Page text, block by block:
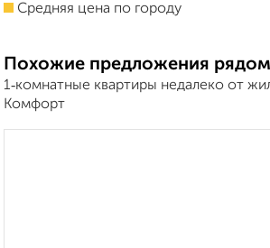
Средняя цена по городу
Похожие предложения рядом
1‑комнатные квартиры недалеко от
Комфорт